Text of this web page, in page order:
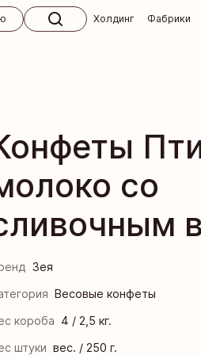
работы
Холдинг
Фабрики
«Ясная Поляна»
Самойловой
со
Зея
Весовые конфеты
короба 4 / 2,5 кг.
штуки вес. / 250 г.